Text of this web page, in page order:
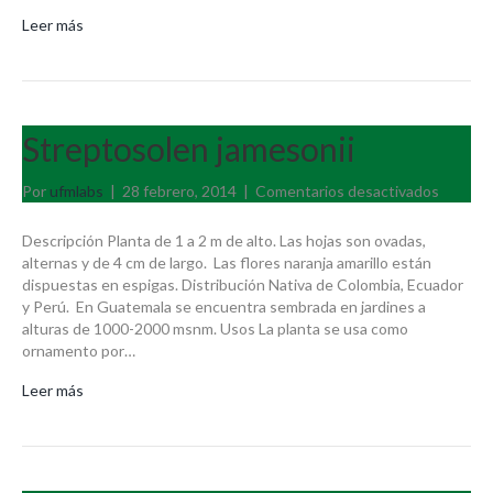
Leer más
Streptosolen jamesonii
Por ufmlabs | 28 febrero, 2014 | Comentarios desactivados
Descripción Planta de 1 a 2 m de alto. Las hojas son ovadas,
alternas y de 4 cm de largo. Las flores naranja amarillo están
dispuestas en espigas. Distribución Nativa de Colombia, Ecuador
y Perú. En Guatemala se encuentra sembrada en jardines a
alturas de 1000-2000 msnm. Usos La planta se usa como
ornamento por…
Leer más